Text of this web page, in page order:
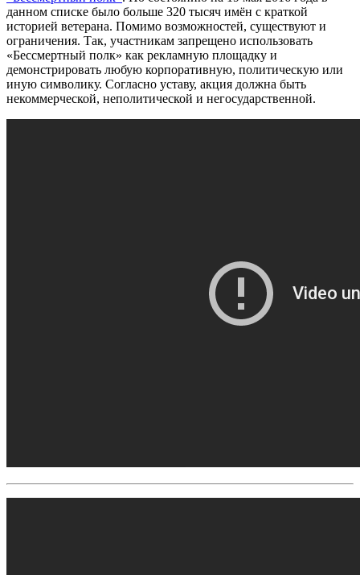
данном списке было больше 320 тысяч имён с краткой
историей ветерана. Помимо возможностей, существуют и
ограничения. Так, участникам запрещено использовать
«Бессмертный полк» как рекламную площадку и
демонстрировать любую корпоративную, политическую или
иную символику. Согласно уставу, акция должна быть
некоммерческой, неполитической и негосударственной.